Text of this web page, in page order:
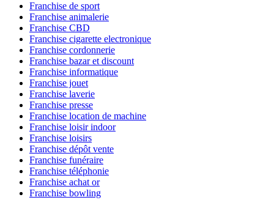
Franchise de sport
Franchise animalerie
Franchise CBD
Franchise cigarette electronique
Franchise cordonnerie
Franchise bazar et discount
Franchise informatique
Franchise jouet
Franchise laverie
Franchise presse
Franchise location de machine
Franchise loisir indoor
Franchise loisirs
Franchise dépôt vente
Franchise funéraire
Franchise téléphonie
Franchise achat or
Franchise bowling